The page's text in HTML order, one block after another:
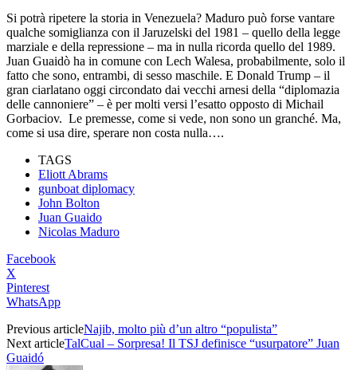
Si potrà ripetere la storia in Venezuela? Maduro può forse vantare
qualche somiglianza con il Jaruzelski del 1981 – quello della legge
marziale e della repressione – ma in nulla ricorda quello del 1989.
Juan Guaidò ha in comune con Lech Walesa, probabilmente, solo il
fatto che sono, entrambi, di sesso maschile. E Donald Trump – il
gran ciarlatano oggi circondato dai vecchi arnesi della “diplomazia
delle cannoniere” – è per molti versi l’esatto opposto di Michail
Gorbaciov. Le premesse, come si vede, non sono un granché. Ma,
come si usa dire, sperare non costa nulla….
TAGS
Eliott Abrams
gunboat diplomacy
John Bolton
Juan Guaido
Nicolas Maduro
Facebook
X
Pinterest
WhatsApp
Previous articleNajib, molto più d’un altro “populista”
Next articleTalCual – Sorpresa! Il TSJ definisce “usurpatore” Juan
Guaidó